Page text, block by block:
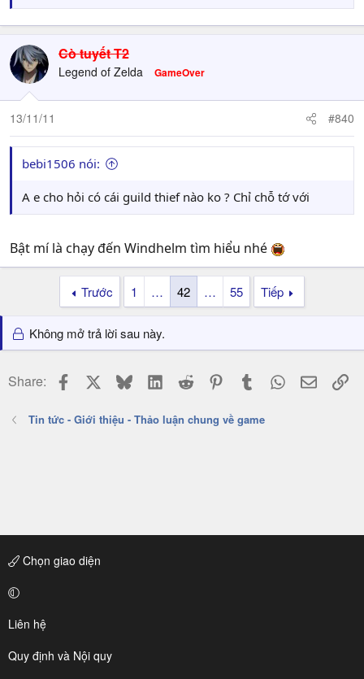
Cò tuyết T2
Legend of Zelda GameOver
13/11/11 #840
bebi1506 nói:
A e cho hỏi có cái guild thief nào ko ? Chỉ chỗ tớ với
Bật mí là chạy đến Windhelm tìm hiểu nhé
Trước 1 … 42 … 55 Tiếp
Không mở trả lời sau này.
Share: Facebook BlueskyLinkedIn
Reddit PinterestTumblr WhatsApp
Email
Tin tức - Giới thiệu - Thảo luận chung về game
Chọn giao diện
Liên hệ
Quy định và Nội quy